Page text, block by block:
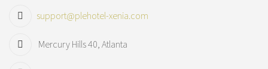
support@plehotel-xenia.com
Mercury Hills 40, Atlanta